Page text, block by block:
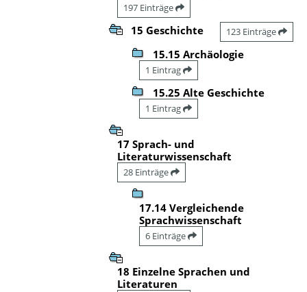
197 Einträge
15 Geschichte 123 Einträge
15.15 Archäologie
1 Eintrag
15.25 Alte Geschichte
1 Eintrag
17 Sprach- und
Literaturwissenschaft
28 Einträge
17.14 Vergleichende
Sprachwissenschaft
6 Einträge
18 Einzelne Sprachen und
Literaturen